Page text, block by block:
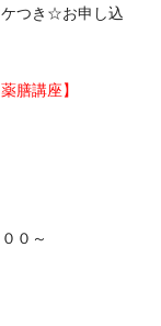
ケつき☆お申し込
膳講座 】
０～